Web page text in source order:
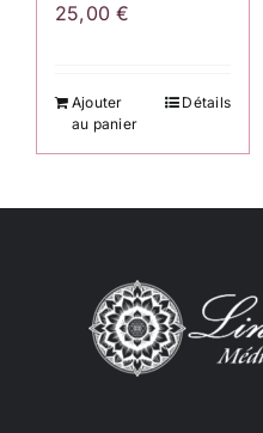
25,00€
Ajouter
au panier
Détails